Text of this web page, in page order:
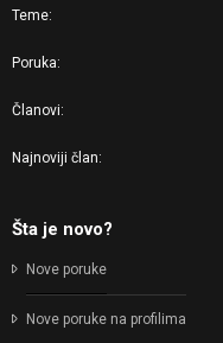
Teme
Poruka
Članovi
Najnoviji član
Šta je novo?
Nove poruke
Nove poruke na profilima